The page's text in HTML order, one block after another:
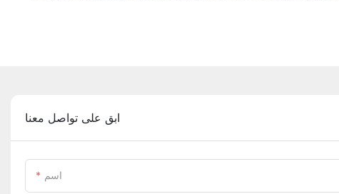
ابق على تواصل معنا
اسم